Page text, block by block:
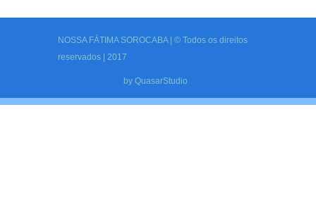
NOSSA FÁTIMA SOROCABA | © Todos os direitos
reservados | 2017
by QuasarStudio